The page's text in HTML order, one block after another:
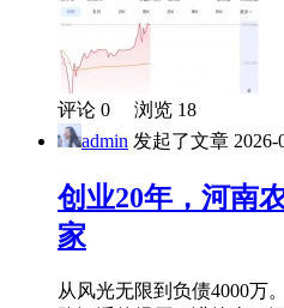
评论 0 浏览 18
admin 发起了文章 2026-
创业20年，河南
家
从风光无限到负债4000万